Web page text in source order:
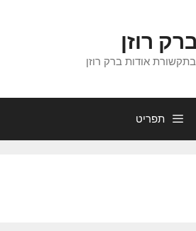
רוזן
אודות ברק רוזן
תפריט